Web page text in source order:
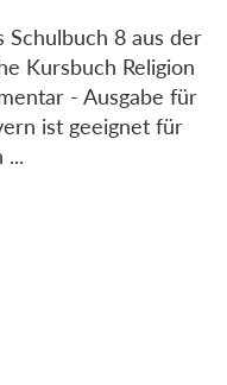
Schulbuch 8 aus der
Kursbuch Religion
- Ausgabe für
ist geeignet für
...